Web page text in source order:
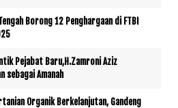
Borong 12 Penghargaan di FTBI
Pejabat Baru,H.Zamroni Aziz
sebagai Amanah
Organik Berkelanjutan, Gandeng